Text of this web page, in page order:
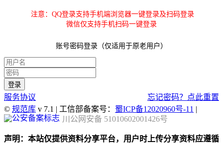
注意：QQ登录支持手机端浏览器一键登录及扫码登录
微信仅支持手机扫码一键登录
账号密码登录（仅适用于原老用户）
服务协议
忘记密码？点此重置
© 规范库 v 7.1 | 工信部备案号： 蜀ICP备12020960号-11 |
川公网安备 51010602001426号
声明：本站仅提供资料分享平台，用户时上传分享资料应遵循